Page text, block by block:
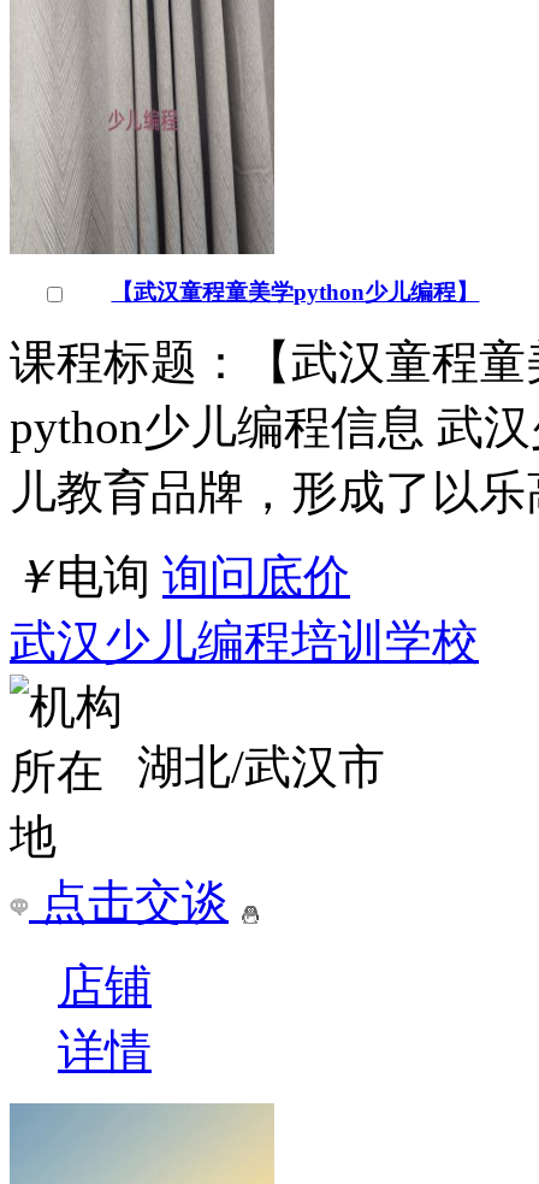
【武汉童程童美学python少儿编程】
课程标题：【武汉童程
python少儿编程信息 武
儿教育品牌，形成了以乐
￥电询 询问底价
武汉少儿编程培训学校
湖北/武汉市
点击交谈
店铺
详情